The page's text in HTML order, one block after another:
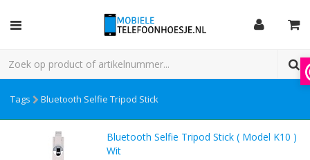
Tags Bluetooth Selfie Tripod Stick
Bluetooth Selfie Tripod Stick ( Model K10 )
Wit